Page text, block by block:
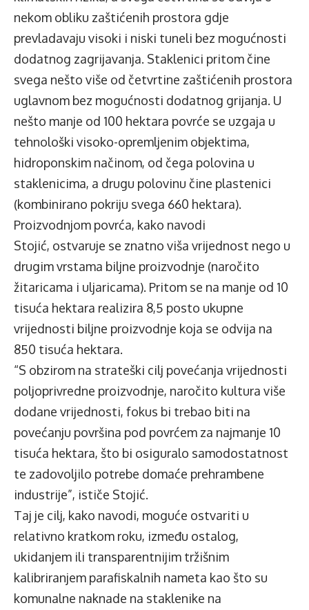
nekom obliku zaštićenih prostora gdje
prevladavaju visoki i niski tuneli bez mogućnosti
dodatnog zagrijavanja. Staklenici pritom čine
svega nešto više od četvrtine zaštićenih prostora
uglavnom bez mogućnosti dodatnog grijanja. U
nešto manje od 100 hektara povrće se uzgaja u
tehnološki visoko-opremljenim objektima,
hidroponskim načinom, od čega polovina u
staklenicima, a drugu polovinu čine plastenici
(kombinirano pokriju svega 660 hektara).
Proizvodnjom povrća, kako navodi
Stojić, ostvaruje se znatno viša vrijednost nego u
drugim vrstama biljne proizvodnje (naročito
žitaricama i uljaricama). Pritom se na manje od 10
tisuća hektara realizira 8,5 posto ukupne
vrijednosti biljne proizvodnje koja se odvija na
850 tisuća hektara.
“S obzirom na strateški cilj povećanja vrijednosti
poljoprivredne proizvodnje, naročito kultura više
dodane vrijednosti, fokus bi trebao biti na
povećanju površina pod povrćem za najmanje 10
tisuća hektara, što bi osiguralo samodostatnost
te zadovoljilo potrebe domaće prehrambene
industrije”, ističe Stojić.
Taj je cilj, kako navodi, moguće ostvariti u
relativno kratkom roku, između ostalog,
ukidanjem ili transparentnijim tržišnim
kalibriranjem parafiskalnih nameta kao što su
komunalne naknade na staklenike na